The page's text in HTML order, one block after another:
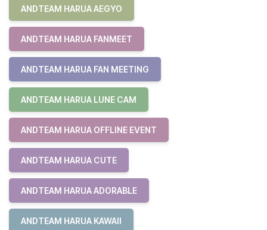
ANDTEAM HARUA AEGYO
ANDTEAM HARUA FANMEET
ANDTEAM HARUA FAN MEETING
ANDTEAM HARUA LUNE CAM
ANDTEAM HARUA OFFLINE EVENT
ANDTEAM HARUA CUTE
ANDTEAM HARUA ADORABLE
ANDTEAM HARUA KAWAII